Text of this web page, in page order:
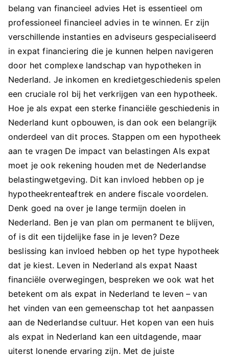
belang van financieel advies Het is essentieel om
professioneel financieel advies in te winnen. Er zijn
verschillende instanties en adviseurs gespecialiseerd
in expat financiering die je kunnen helpen navigeren
door het complexe landschap van hypotheken in
Nederland. Je inkomen en kredietgeschiedenis spelen
een cruciale rol bij het verkrijgen van een hypotheek.
Hoe je als expat een sterke financiële geschiedenis in
Nederland kunt opbouwen, is dan ook een belangrijk
onderdeel van dit proces. Stappen om een hypotheek
aan te vragen De impact van belastingen Als expat
moet je ook rekening houden met de Nederlandse
belastingwetgeving. Dit kan invloed hebben op je
hypotheekrenteaftrek en andere fiscale voordelen.
Denk goed na over je lange termijn doelen in
Nederland. Ben je van plan om permanent te blijven,
of is dit een tijdelijke fase in je leven? Deze
beslissing kan invloed hebben op het type hypotheek
dat je kiest. Leven in Nederland als expat Naast
financiële overwegingen, bespreken we ook wat het
betekent om als expat in Nederland te leven – van
het vinden van een gemeenschap tot het aanpassen
aan de Nederlandse cultuur. Het kopen van een huis
als expat in Nederland kan een uitdagende, maar
uiterst lonende ervaring zijn. Met de juiste